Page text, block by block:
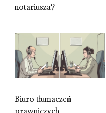
notariusza?
Biuro tłumaczeń